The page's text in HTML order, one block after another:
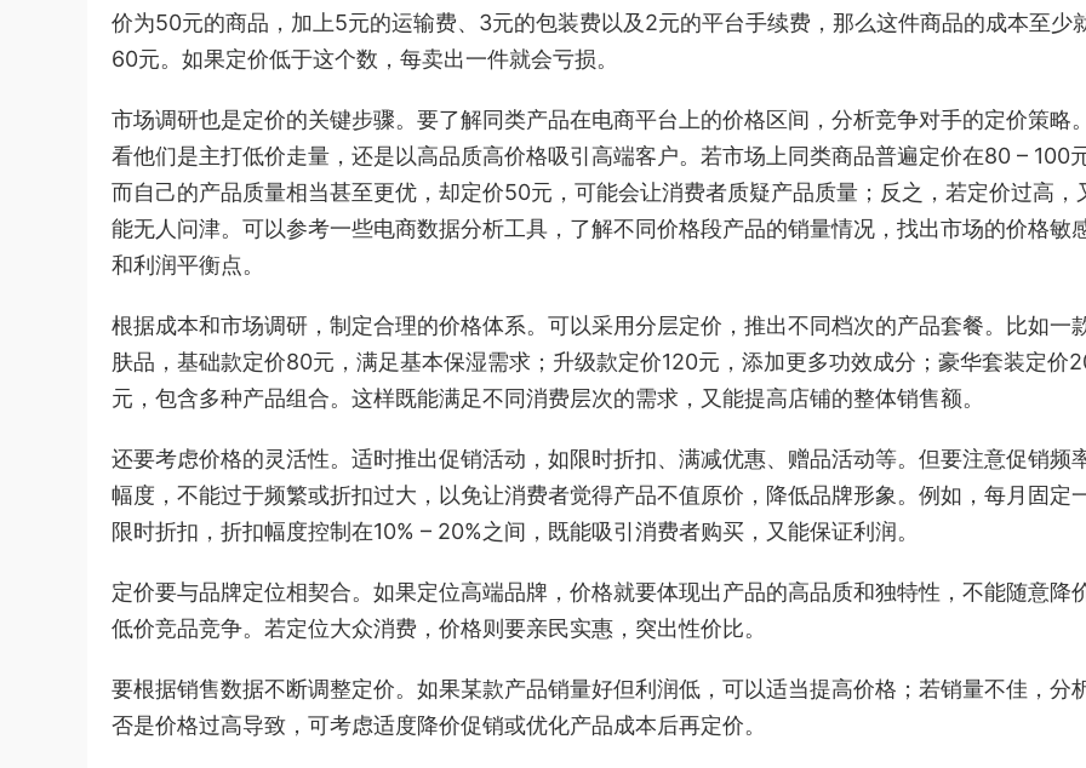
价为50元的商品，加上5元的运输费、3元的包装费以及2元的平台手续费，那么这件商品的成本至少
60元。如果定价低于这个数，每卖出一件就会亏损。
市场调研也是定价的关键步骤。要了解同类产品在电商平台上的价格区间，分析竞争对手的定价策略
看他们是主打低价走量，还是以高品质高价格吸引高端客户。若市场上同类商品普遍定价在80 – 100
而自己的产品质量相当甚至更优，却定价50元，可能会让消费者质疑产品质量；反之，若定价过高，
能无人问津。可以参考一些电商数据分析工具，了解不同价格段产品的销量情况，找出市场的价格敏
和利润平衡点。
根据成本和市场调研，制定合理的价格体系。可以采用分层定价，推出不同档次的产品套餐。比如一
肤品，基础款定价80元，满足基本保湿需求；升级款定价120元，添加更多功效成分；豪华套装定价
元，包含多种产品组合。这样既能满足不同消费层次的需求，又能提高店铺的整体销售额。
还要考虑价格的灵活性。适时推出促销活动，如限时折扣、满减优惠、赠品活动等。但要注意促销频
幅度，不能过于频繁或折扣过大，以免让消费者觉得产品不值原价，降低品牌形象。例如，每月固定
限时折扣，折扣幅度控制在10% – 20%之间，既能吸引消费者购买，又能保证利润。
定价要与品牌定位相契合。如果定位高端品牌，价格就要体现出产品的高品质和独特性，不能随意降
低价竞品竞争。若定位大众消费，价格则要亲民实惠，突出性价比。
要根据销售数据不断调整定价。如果某款产品销量好但利润低，可以适当提高价格；若销量不佳，分
否是价格过高导致，可考虑适度降价促销或优化产品成本后再定价。